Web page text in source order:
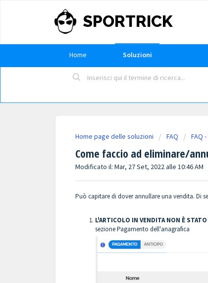
SPORTRICK
Home Soluzioni
Home page delle soluzioni FAQ FAQ -
Come faccio ad eliminare/
Modificato il: Mar, 27 Set, 2022 alle 10:46 AM
Può capitare di dover annullare una vendita. Di
L'ARTICOLO IN VENDITA NON È STATO
sezione Pagamento dell'anagrafica